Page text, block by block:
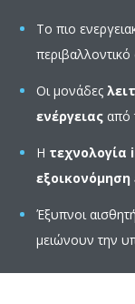
Το πιο
περιβαλλοντικό
Οι μονάδες
ενέργειας από
Η τεχνολογία
εξοικονόμηση
Έξυπνοι
μειώνουν την